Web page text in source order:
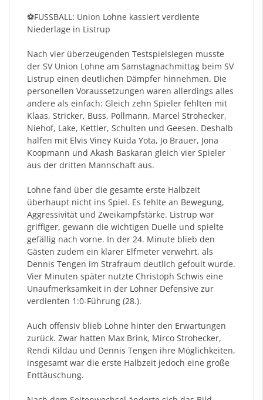
⚽️FUSSBALL: Union Lohne kassiert verdiente
Niederlage in Listrup
Nach vier überzeugenden Testspielsiegen musste
der SV Union Lohne am Samstagnachmittag beim SV
Listrup einen deutlichen Dämpfer hinnehmen. Die
personellen Voraussetzungen waren allerdings alles
andere als einfach: Gleich zehn Spieler fehlten mit
Klaas, Stricker, Buss, Pollmann, Marcel Strohecker,
Niehof, Lake, Kettler, Schulten und Geesen. Deshalb
halfen mit Elvis Viney Kuida Yota, Jo Brauer, Jona
Koopmann und Akash Baskaran gleich vier Spieler
aus der dritten Mannschaft aus.
Lohne fand über die gesamte erste Halbzeit
überhaupt nicht ins Spiel. Es fehlte an Bewegung,
Aggressivität und Zweikampfstärke. Listrup war
griffiger, gewann die wichtigen Duelle und spielte
gefällig nach vorne. In der 24. Minute blieb den
Gästen zudem ein klarer Elfmeter verwehrt, als
Dennis Tengen im Strafraum deutlich gefoult wurde.
Vier Minuten später nutzte Christoph Schwis eine
Unaufmerksamkeit in der Lohner Defensive zur
verdienten 1:0-Führung (28.).
Auch offensiv blieb Lohne hinter den Erwartungen
zurück. Zwar hatten Max Brink, Mirco Strohecker,
Rendi Kildau und Dennis Tengen ihre Möglichkeiten,
insgesamt war die erste Halbzeit jedoch eine große
Enttäuschung.